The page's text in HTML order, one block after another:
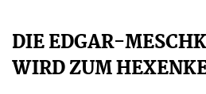
DIE EDGAR-
WIRD ZUM